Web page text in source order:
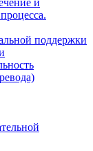
поддержки